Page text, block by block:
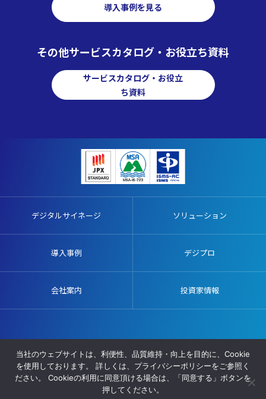
導入事例を見る
その他サービスカタログ・お役立ち資料
サービスカタログ・お役立
ち資料
デジタルサイネージ ソリューション
導入事例 デジプロ
会社案内 投資家情報
サイトマップ
© AVIX, Inc. All Rights Reserved.
当社のウェブサイトは、利便性、品質維持・向上を目的に、Cookie
を使用しております。 詳しくは、プライバシーポリシーをご参照く
ださい。 Cookieの利用に同意頂ける場合は、「同意する」ボタンを
押してください。